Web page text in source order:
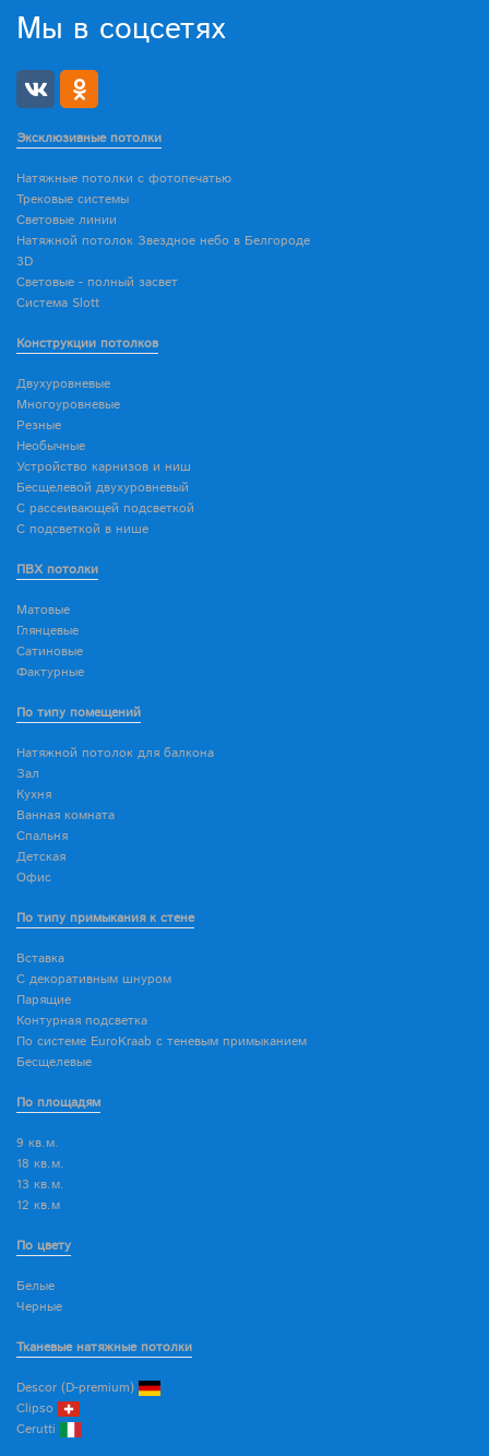
Мы в соцсетях
Эксклюзивные потолки
Натяжные потолки с фотопечатью
Трековые системы
Световые линии
Натяжной потолок Звездное небо в Белгороде
3D
Световые - полный засвет
Система Slott
Конструкции потолков
Двухуровневые
Многоуровневые
Резные
Необычные
Устройство карнизов и ниш
Бесщелевой двухуровневый
С рассеивающей подсветкой
С подсветкой в нише
ПВХ потолки
Матовые
Глянцевые
Сатиновые
Фактурные
По типу помещений
Натяжной потолок для балкона
Зал
Кухня
Ванная комната
Спальня
Детская
Офис
По типу примыкания к стене
Вставка
С декоративным шнуром
Парящие
Контурная подсветка
По системе EuroKraab с теневым примыканием
Бесщелевые
По площадям
9 кв.м.
18 кв.м.
13 кв.м.
12 кв.м
По цвету
Белые
Черные
Тканевые натяжные потолки
Descor (D-premium)
Clipso
Cerutti